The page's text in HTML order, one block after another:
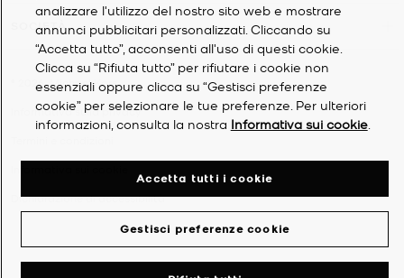
SOCIETÀ
2026Michael Kors
Informativa sulla privacy
Dichiarazione di accessibilità
analizzare l'utilizzo del nostro sito web e mostrare
annunci pubblicitari personalizzati. Cliccando su
“Accetta tutto”, acconsenti all'uso di questi cookie.
Clicca su “Rifiuta tutto” per rifiutare i cookie non
essenziali oppure clicca su “Gestisci preferenze
cookie” per selezionare le tue preferenze. Per ulteriori
informazioni, consulta la nostra Informativa sui cookie.
Gestisci preferenze cookie
Accetta tutti i cookie